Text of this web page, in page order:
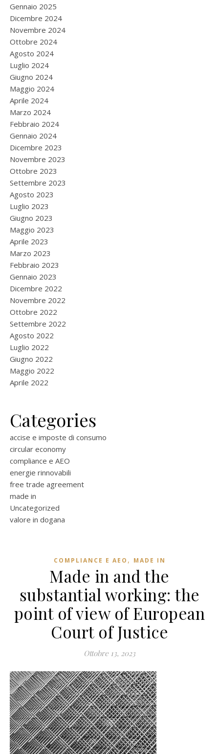
Gennaio 2025
Dicembre 2024
Novembre 2024
Ottobre 2024
Agosto 2024
Luglio 2024
Giugno 2024
Maggio 2024
Aprile 2024
Marzo 2024
Febbraio 2024
Gennaio 2024
Dicembre 2023
Novembre 2023
Ottobre 2023
Settembre 2023
Agosto 2023
Luglio 2023
Giugno 2023
Maggio 2023
Aprile 2023
Marzo 2023
Febbraio 2023
Gennaio 2023
Dicembre 2022
Novembre 2022
Ottobre 2022
Settembre 2022
Agosto 2022
Luglio 2022
Giugno 2022
Maggio 2022
Aprile 2022
Categories
accise e imposte di consumo
circular economy
compliance e AEO
energie rinnovabili
free trade agreement
made in
Uncategorized
valore in dogana
COMPLIANCE E AEO , MADE IN
Made in and the
substantial working: the
point of view of European
Court of Justice
Ottobre 13, 2023